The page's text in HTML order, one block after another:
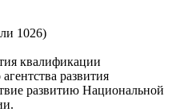
1026)
квалификации
развития
развитию Национальной